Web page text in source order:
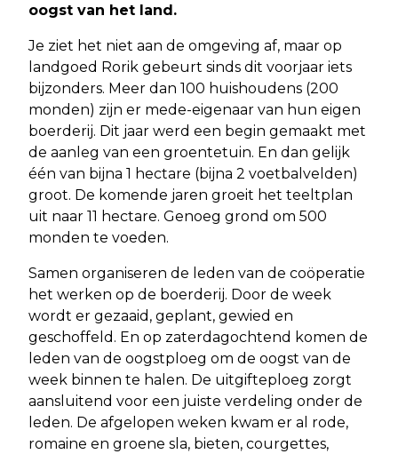
oogst van het land.
Je ziet het niet aan de omgeving af, maar op
landgoed Rorik gebeurt sinds dit voorjaar iets
bijzonders. Meer dan 100 huishoudens (200
monden) zijn er mede-eigenaar van hun eigen
boerderij. Dit jaar werd een begin gemaakt met
de aanleg van een groentetuin. En dan gelijk
één van bijna 1 hectare (bijna 2 voetbalvelden)
groot. De komende jaren groeit het teeltplan
uit naar 11 hectare. Genoeg grond om 500
monden te voeden.
Samen organiseren de leden van de coöperatie
het werken op de boerderij. Door de week
wordt er gezaaid, geplant, gewied en
geschoffeld. En op zaterdagochtend komen de
leden van de oogstploeg om de oogst van de
week binnen te halen. De uitgifteploeg zorgt
aansluitend voor een juiste verdeling onder de
leden. De afgelopen weken kwam er al rode,
romaine en groene sla, bieten, courgettes,